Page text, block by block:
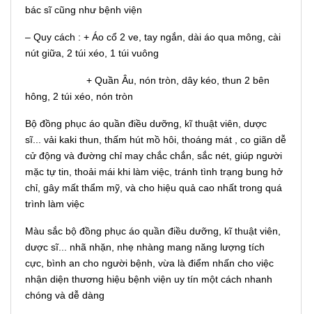
bác sĩ cũng như bệnh viện
– Quy cách : + Áo cổ 2 ve, tay ngắn, dài áo qua mông, cài
nút giữa, 2 túi xéo, 1 túi vuông
+ Quần Âu, nón tròn, dây kéo, thun 2 bên
hông, 2 túi xéo, nón tròn
Bộ đồng phục áo quần điều dưỡng, kĩ thuật viên, dược
sĩ... vải kaki thun, thấm hút mồ hôi, thoáng mát , co giãn dễ
cử động và đường chỉ may chắc chắn, sắc nét, giúp người
mặc tự tin, thoải mái khi làm việc, tránh tình trạng bung hở
chỉ, gây mất thẩm mỹ, và cho hiệu quả cao nhất trong quá
trình làm việc
Màu sắc bộ đồng phục áo quần điều dưỡng, kĩ thuật viên,
dược sĩ... nhã nhặn, nhẹ nhàng mang năng lượng tích
cực, bình an cho người bệnh, vừa là điểm nhấn cho việc
nhận diện thương hiệu bệnh viện uy tín một cách nhanh
chóng và dễ dàng